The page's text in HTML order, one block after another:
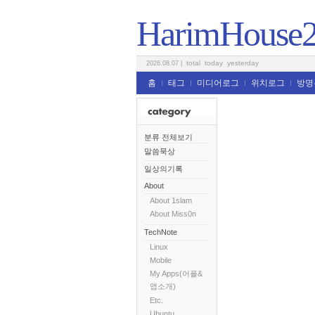
2026.08.07 total today yesterday
홈 태그 미디어로그 위치로그 방
분류 전체보기
말씀묵상
일상의기록
About
About 1slam
About Miss0n
TechNote
Linux
Mobile
My Apps(어플&
앱소개)
Etc.